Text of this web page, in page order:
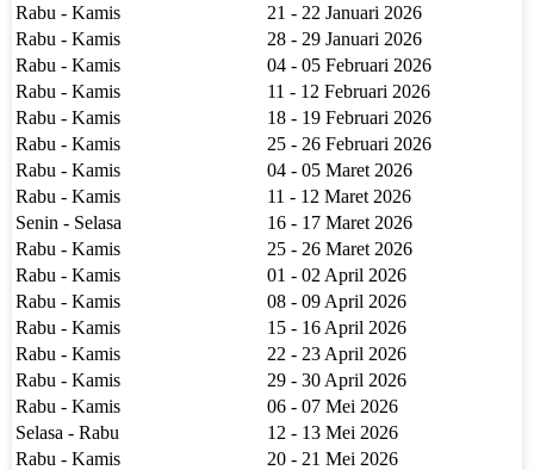
Rabu - Kamis
21 - 22 Januari 2026
Rabu - Kamis
28 - 29 Januari 2026
Rabu - Kamis
04 - 05 Februari 2026
Rabu - Kamis
11 - 12 Februari 2026
Rabu - Kamis
18 - 19 Februari 2026
Rabu - Kamis
25 - 26 Februari 2026
Rabu - Kamis
04 - 05 Maret 2026
Rabu - Kamis
11 - 12 Maret 2026
Senin - Selasa
16 - 17 Maret 2026
Rabu - Kamis
25 - 26 Maret 2026
Rabu - Kamis
01 - 02 April 2026
Rabu - Kamis
08 - 09 April 2026
Rabu - Kamis
15 - 16 April 2026
Rabu - Kamis
22 - 23 April 2026
Rabu - Kamis
29 - 30 April 2026
Rabu - Kamis
06 - 07 Mei 2026
Selasa - Rabu
12 - 13 Mei 2026
Rabu - Kamis
20 - 21 Mei 2026